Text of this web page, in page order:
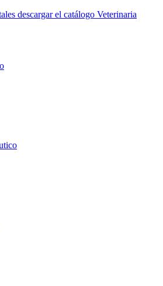
descargar el catálogo Veterinaria